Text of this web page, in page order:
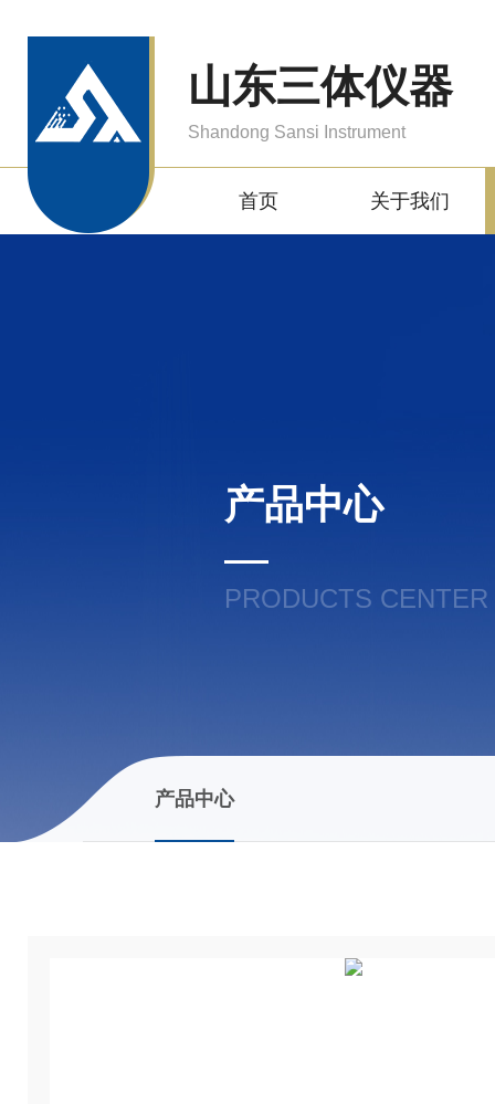
山东三体仪器
Shandong Sansi Instrument
首页 关于我们
产品中心
PRODUCTS CENTER
产品中心